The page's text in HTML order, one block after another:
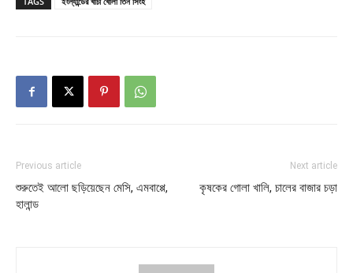
Previous article
শুরুতেই আলো ছড়িয়েছেন মেসি, এমবাপ্পে,
হালান্ড
Next article
কৃষকের গোলা খালি, চালের বাজার চড়া